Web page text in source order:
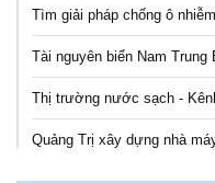
Tìm giải pháp chống ô
Tài nguyên biển Nam
Thị trường nước sạch -
Quảng Trị xây dựng nhà